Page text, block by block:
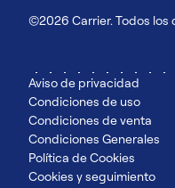
©2026 Carrier. Todos los
Aviso de privacidad
Condiciones de uso
Condiciones de venta
Condiciones Generales
Política de Cookies
Cookies y seguimiento